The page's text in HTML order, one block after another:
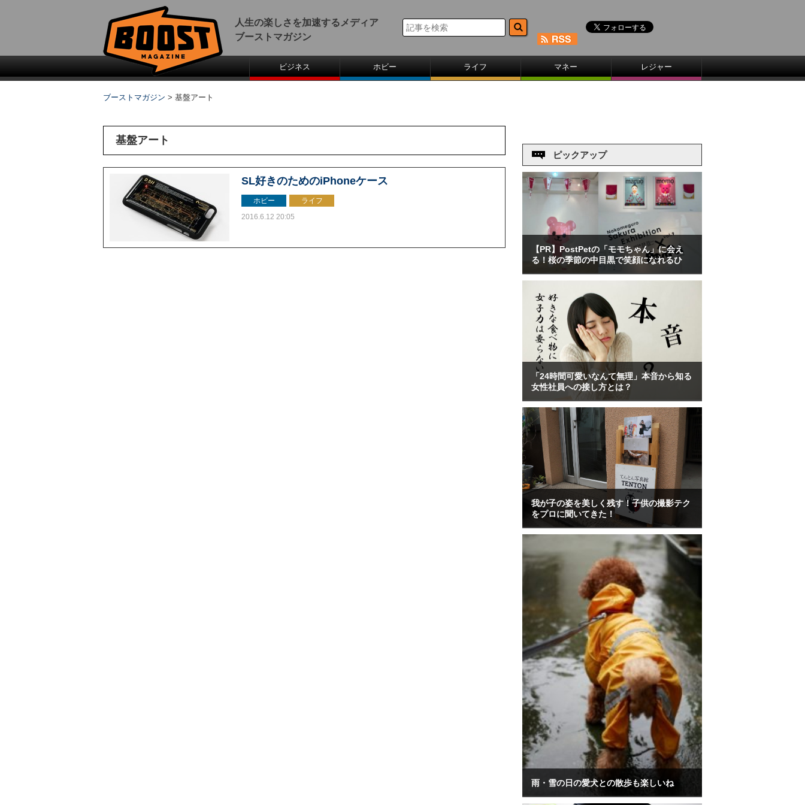
人生の楽しさを加速するメディア
ブーストマガジン
ビジネス ホビー ライフ マネー レジャー
ブーストマガジン > 基盤アート
基盤アート
SL好きのためのiPhoneケース
ホビー
ライフ
2016.6.12 20:05
ピックアップ
【PR】PostPetの「モモちゃん」に会え
る！桜の季節の中目黒で笑顔になれるひ
「24時間可愛いなんて無理」本音から知る
女性社員への接し方とは？
我が子の姿を美しく残す！子供の撮影テク
をプロに聞いてきた！
雨・雪の日の愛犬との散歩も楽しいね